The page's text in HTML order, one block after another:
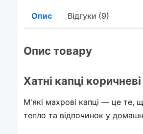
Опис Відгуки (9)
Опис товару
Хатні капці
М'які махрові капці — це те,
тепло та відпочинок у